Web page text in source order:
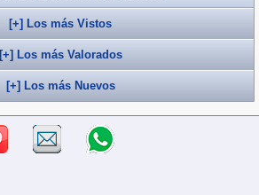
[+] Los más Vistos
[+] Los más Valorados
[+] Los más Nuevos